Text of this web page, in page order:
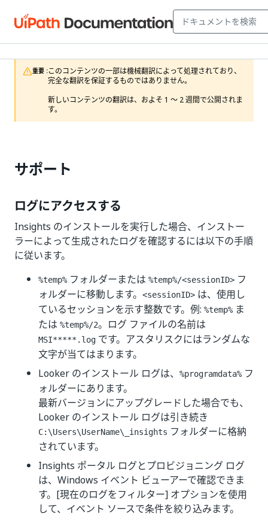
重要 :このコンテンツの一部は機械翻訳によって処理されており、
完全な翻訳を保証するものではありません。
新しいコンテンツの翻訳は、およそ 1 ～ 2 週間で公開されま
す。
サポート
ログにアクセスする
Insights のインストールを実行した場合、インストー
ラーによって生成されたログを確認するには以下の手順
に従います。
%temp% フォルダーまたは %temp%/<sessionID> フ
ォルダーに移動します。
<sessionID> は、使用し
ているセッションを示す整数です。例: %temp% ま
たは %temp%/2。ログ ファイルの名前は
MSI*****.log です。アスタリスクにはランダムな
文字が当てはまります。
Looker のインストール ログは、
%programdata% フ
ォルダーにあります。
最新バージョンにアップグレードした場合でも、
Looker のインストール ログは引き続き
C:\Users\UserName\_insights フォルダーに格納
されています。
Insights ポータル ログとプロビジョニング ログ
は、Windows イベント ビューアーで確認できま
す。[現在のログをフィルター] オプションを使用
して、イベント ソースで条件を絞り込みます。